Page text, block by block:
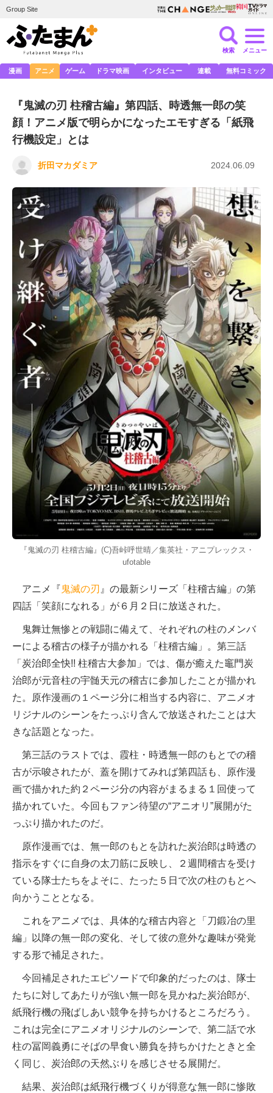
Group Site
検索 メニュー
漫画 アニメ ゲーム ドラマ映画 インタビュー 連載 無料コミック
『鬼滅の刃 柱稽古編』第四話、時透無一郎の笑
顔！アニメ版で明らかになったエモすぎる「紙飛
行機設定」とは
折田マカダミア 2024.06.09
『鬼滅の刃 柱稽古編』(C)吾峠呼世晴／集英社・アニプレックス・
ufotable
アニメ『鬼滅の刃 』の最新シリーズ「柱稽古編」の第
四話「笑顔になれる」が６月２日に放送された。
鬼舞辻無惨との戦闘に備えて、それぞれの柱のメンバ
ーによる稽古の様子が描かれる「柱稽古編」。第三話
「炭治郎全快!! 柱稽古大参加」では、傷が癒えた竈門炭
治郎が元音柱の宇髄天元の稽古に参加したことが描かれ
た。原作漫画の１ページ分に相当する内容に、アニメオ
リジナルのシーンをたっぷり含んで放送されたことは大
きな話題となった。
第三話のラストでは、霞柱・時透無一郎のもとでの稽
古が示唆されたが、蓋を開けてみれば第四話も、原作漫
画で描かれた約２ページ分の内容がまるまる１回使って
描かれていた。今回もファン待望の“アニオリ”展開がた
っぷり描かれたのだ。
原作漫画では、無一郎のもとを訪れた炭治郎は時透の
指示をすぐに自身の太刀筋に反映し、２週間稽古を受け
ている隊士たちをよそに、たった５日で次の柱のもとへ
向かうこととなる。
これをアニメでは、具体的な稽古内容と「刀鍛冶の里
編」以降の無一郎の変化、そして彼の意外な趣味が発覚
する形で補足された。
今回補足されたエピソードで印象的だったのは、隊士
たちに対してあたりが強い無一郎を見かねた炭治郎が、
紙飛行機の飛ばしあい競争を持ちかけるところだろう。
これは完全にアニメオリジナルのシーンで、第二話で水
柱の冨岡義勇にそばの早食い勝負を持ちかけたときと全
く同じ、炭治郎の天然ぶりを感じさせる展開だ。
結果、炭治郎は紙飛行機づくりが得意な無一郎に惨敗